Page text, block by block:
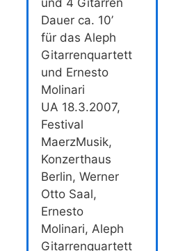
und 4 Gitarren
Dauer ca. 10’
für das Aleph
Gitarrenquartett
und Ernesto
Molinari
UA 18.3.2007,
Festival
MaerzMusik,
Konzerthaus
Berlin, Werner
Otto Saal,
Ernesto
Molinari, Aleph
Gitarrenquartett